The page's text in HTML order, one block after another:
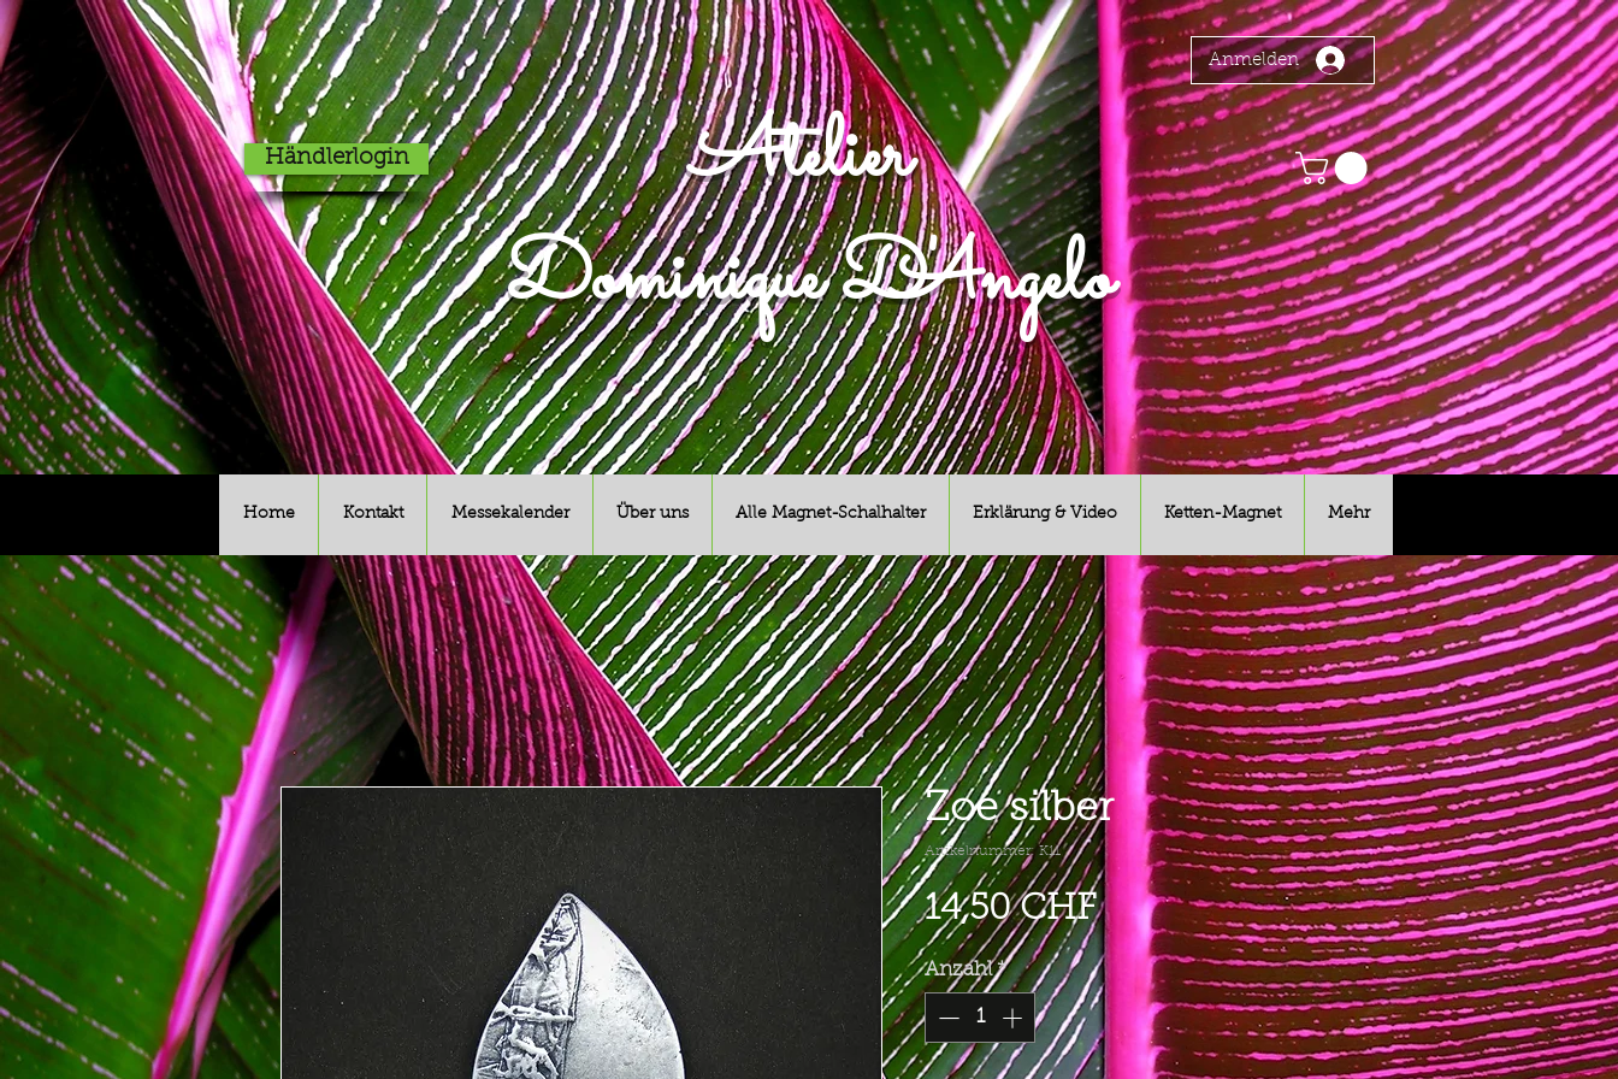
Anmelden
Atelier
Dominique D'Angelo
Händlerlogin
Home Kontakt Messekalender Über uns Alle Magnet-Schalhalter Erklärung & Video Ketten-Magnet Mehr
Zoe silber
Artikelnummer: K11
14,50 CHFPreis
Anzahl *